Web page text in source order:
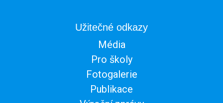
Užitečné odkazy
Média
Pro školy
Fotogalerie
Publikace